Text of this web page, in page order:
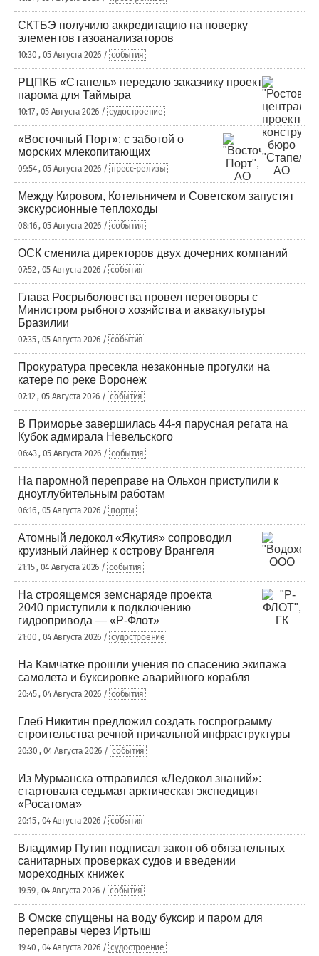
СКТБЭ получило аккредитацию на поверку
элементов газоанализаторов
10:30 , 05 Августа 2026 / события
РЦПКБ «Стапель» передало заказчику проект
парома для Таймыра
10:17 , 05 Августа 2026 / судостроение
«Восточный Порт»: с заботой о
морских млекопитающих
09:54 , 05 Августа 2026 / пресс-релизы
Между Кировом, Котельничем и Советском запустят
экскурсионные теплоходы
08:16 , 05 Августа 2026 / события
ОСК сменила директоров двух дочерних компаний
07:52 , 05 Августа 2026 / события
Глава Росрыболовства провел переговоры с
Министром рыбного хозяйства и аквакультуры
Бразилии
07:35 , 05 Августа 2026 / события
Прокуратура пресекла незаконные прогулки на
катере по реке Воронеж
07:12 , 05 Августа 2026 / события
В Приморье завершилась 44-я парусная регата на
Кубок адмирала Невельского
06:43 , 05 Августа 2026 / события
На паромной переправе на Ольхон приступили к
дноуглубительным работам
06:16 , 05 Августа 2026 / порты
Атомный ледокол «Якутия» сопроводил
круизный лайнер к острову Врангеля
21:15 , 04 Августа 2026 / события
На строящемся земснаряде проекта
2040 приступили к подключению
гидропривода — «Р-Флот»
21:00 , 04 Августа 2026 / судостроение
На Камчатке прошли учения по спасению экипажа
самолета и буксировке аварийного корабля
20:45 , 04 Августа 2026 / события
Глеб Никитин предложил создать госпрограмму
строительства речной причальной инфраструктуры
20:30 , 04 Августа 2026 / события
Из Мурманска отправился «Ледокол знаний»:
стартовала седьмая арктическая экспедиция
«Росатома»
20:15 , 04 Августа 2026 / события
Владимир Путин подписал закон об обязательных
санитарных проверках судов и введении
мореходных книжек
19:59 , 04 Августа 2026 / события
В Омске спущены на воду буксир и паром для
переправы через Иртыш
19:40 , 04 Августа 2026 / судостроение